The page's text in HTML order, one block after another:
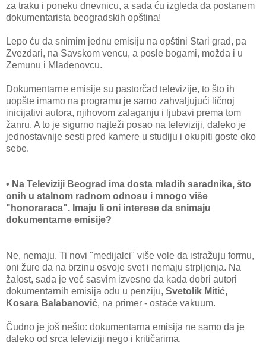
za traku i poneku dnevnicu, a sada ću izgleda da postanem
dokumentarista beogradskih opština!
Lepo ću da snimim jednu emisiju na opštini Stari grad, pa
Zvezdari, na Savskom vencu, a posle bogami, možda i u
Zemunu i Mladenovcu.
Dokumentarne emisije su pastorčad televizije, to što ih
uopšte imamo na programu je samo zahvaljujući ličnoj
inicijativi autora, njihovom zalaganju i ljubavi prema tom
žanru. A to je sigurno najteži posao na televiziji, daleko je
jednostavnije sesti pred kamere u studiju i okupiti goste oko
sebe.
• Na Televiziji Beograd ima dosta mladih saradnika, što
onih u stalnom radnom odnosu i mnogo više
"honoraraca". Imaju li oni interese da snimaju
dokumentarne emisije?
Ne, nemaju. Ti novi "medijalci" više vole da istražuju formu,
oni žure da na brzinu osvoje svet i nemaju strpljenja. Na
žalost, sada je već sasvim izvesno da kada dobri autori
dokumentarnih emisija odu u penziju, Svetolik Mitić,
Kosara Balabanović, na primer - ostaće vakuum.
Čudno je još nešto: dokumentarna emisija ne samo da je
daleko od srca televiziji nego i kritičarima.